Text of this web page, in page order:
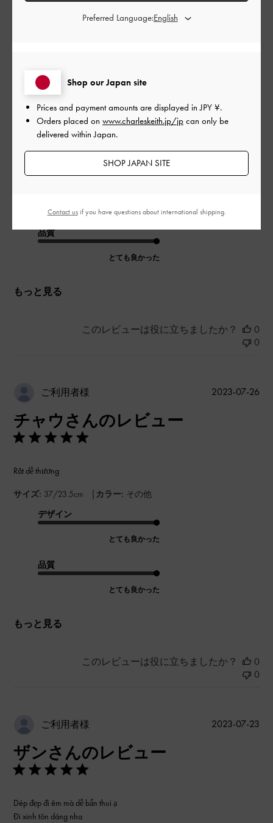
可愛い！
可愛いです(*^^*)
ただ汚れやすい、、
カラー: その他
とても良かった
品質
とても良かった
もっと見る
このレビューは役に立ちましたか？
0
0
ご利用者様
チャウさんのレビュー
Rất dễ thương
サイズ: 37/23.5cm | カラー: その他
デザイン
とても良かった
品質
とても良かった
もっと見る
公
2023-07-26
このレビューは役に立ちましたか？
0
0
ご利用者様
ザンさんのレビュー
Dép đẹp đi êm mà dễ bẩn thui ạ
Đi xinh tôn dáng nha
公
2023-07-23
Shop our Japan site
Prices and payment amounts are displayed inJPY ¥.
Orders placed on www.charleskeith.jp/jp can only be
delivered within Japan.
SHOP JAPAN SITE
Preferred Language:
Contact usif you have questions about international shipping.